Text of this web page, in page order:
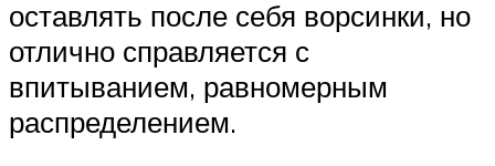
оставлять после себя ворсинки, но
отлично справляется с
впитыванием, равномерным
распределением.